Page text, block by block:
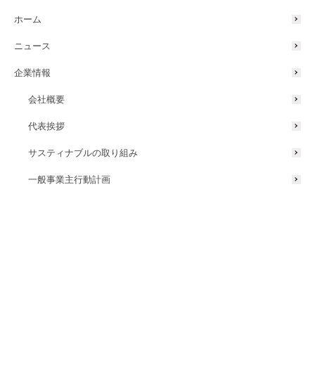
ホーム
ニュース
企業情報
会社概要
代表挨拶
サスティナブルの取り組み
一般事業主行動計画